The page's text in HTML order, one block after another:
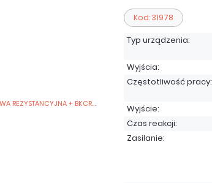
Kod: 31978
Typ urządzenia:
Wyjścia:
Częstotliwość pracy:
Wyjście:
Czas reakcji:
Zasilanie: